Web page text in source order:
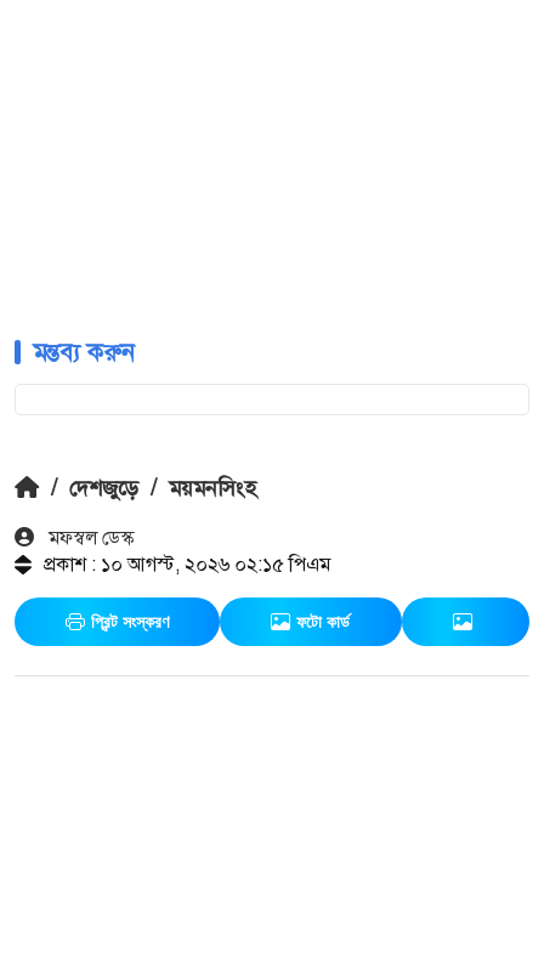
মন্তব্য করুন
/ দেশজুড়ে / ময়মনসিংহ
মফস্বল ডেস্ক
প্রকাশ : ১০ আগস্ট, ২০২৬ ০২:১৫ পিএম
প্রিন্ট সংস্করণ ফটো কার্ড